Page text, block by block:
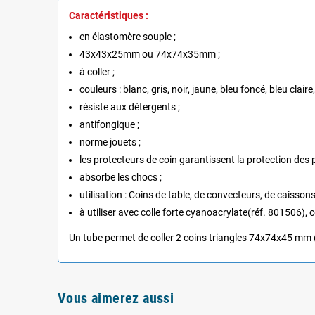
Caractéristiques :
en élastomère souple ;
43x43x25mm ou 74x74x35mm ;
à coller ;
couleurs : blanc, gris, noir, jaune, bleu foncé, bleu
résiste aux détergents ;
antifongique ;
norme jouets ;
les protecteurs de coin garantissent la protection des
absorbe les chocs ;
utilisation : Coins de table, de convecteurs, de
à utiliser avec colle forte cyanoacrylate(réf. 801506),
Un tube permet de coller 2 coins triangles 74x74x45
Vous aimerez aussi